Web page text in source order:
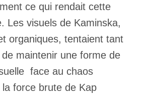
ce qui rendait cette
Les visuels de Kaminska,
organiques, tentaient tant
maintenir une forme de
face au chaos
force brute de Kap